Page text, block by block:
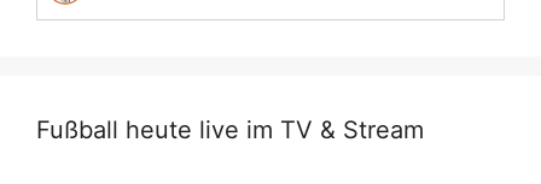
Fußball heute live im TV & Stream